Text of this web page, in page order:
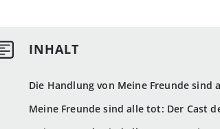
Die Handlung von Meine Freunde
Meine Freunde sind alle tot: Der Cast